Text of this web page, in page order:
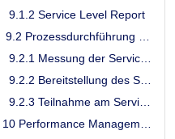
9.1.2 Service Level Report